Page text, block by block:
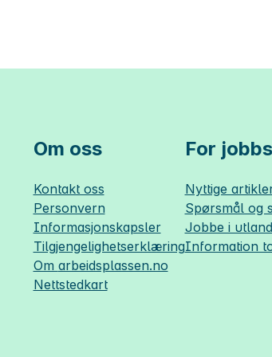
Om oss
Kontakt oss
Personvern
Informasjonskapsler
Tilgjengelighetserklæring
Om arbeidsplassen.no
Nettstedkart
For
Nyttige
Spørsmål og
Jobbe i
Information